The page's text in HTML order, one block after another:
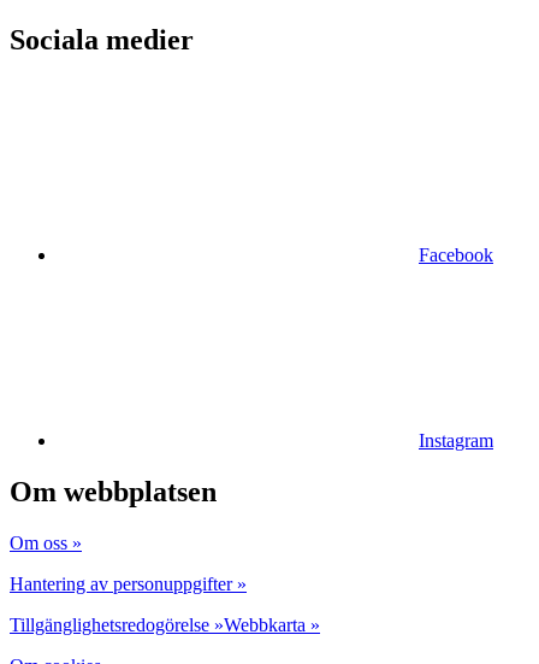
Sociala medier
Facebook
Instagram
Om webbplatsen
Om oss »
Hantering av personuppgifter »
Tillgänglighetsredogörelse »Webbkarta »